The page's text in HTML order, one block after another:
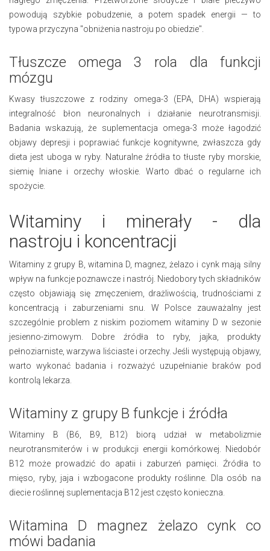
powodują szybkie pobudzenie, a potem spadek energii — to
typowa przyczyna "obniżenia nastroju po obiedzie".
Tłuszcze omega 3 rola dla funkcji
mózgu
Kwasy tłuszczowe z rodziny omega-3 (EPA, DHA) wspierają
integralność błon neuronalnych i działanie neurotransmisji.
Badania wskazują, że suplementacja omega-3 może łagodzić
objawy depresji i poprawiać funkcje kognitywne, zwłaszcza gdy
dieta jest uboga w ryby. Naturalne źródła to tłuste ryby morskie,
siemię lniane i orzechy włoskie. Warto dbać o regularne ich
spożycie.
Witaminy i minerały - dla
nastroju i koncentracji
Witaminy z grupy B, witamina D, magnez, żelazo i cynk mają silny
wpływ na funkcje poznawcze i nastrój. Niedobory tych składników
często objawiają się zmęczeniem, drażliwością, trudnościami z
koncentracją i zaburzeniami snu. W Polsce zauważalny jest
szczególnie problem z niskim poziomem witaminy D w sezonie
jesienno-zimowym. Dobre źródła to ryby, jajka, produkty
pełnoziarniste, warzywa liściaste i orzechy. Jeśli występują objawy,
warto wykonać badania i rozważyć uzupełnianie braków pod
kontrolą lekarza.
Witaminy z grupy B funkcje i źródła
Witaminy B (B6, B9, B12) biorą udział w metabolizmie
neurotransmiterów i w produkcji energii komórkowej. Niedobór
B12 może prowadzić do apatii i zaburzeń pamięci. Źródła to
mięso, ryby, jaja i wzbogacone produkty roślinne. Dla osób na
diecie roślinnej suplementacja B12 jest często konieczna.
Witamina D magnez żelazo cynk co
mówi badania